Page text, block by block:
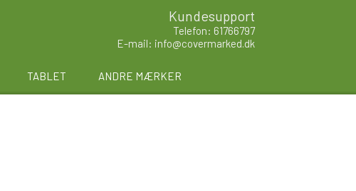
Kundesupport
Telefon: 61766797
E-mail: info@covermarked.dk
TABLET ANDRE MÆRKER